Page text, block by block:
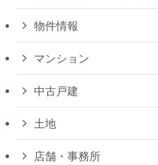
物件情報
マンション
中古戸建
土地
店舗・事務所